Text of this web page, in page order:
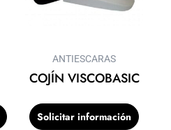
ANTIESCARAS
COJÍN VISCOBASIC
Solicitar información